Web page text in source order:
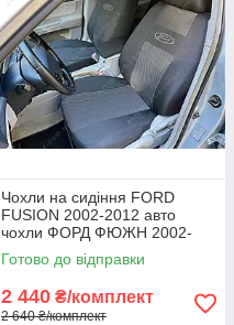
Чохли на сидіння FORD
FUSION 2002-2012 авто
чохли ФОРД ФЮЖН 2002-
2012
Готово до відправки
2 440 ₴/комплект
2 640 ₴/комплект